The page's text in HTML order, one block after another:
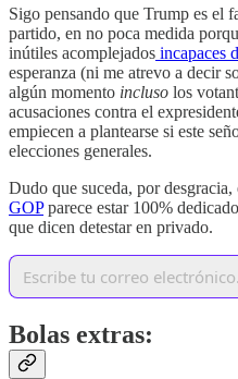
Sigo pensando que Trump es el
partido, en no poca medida
inútiles acomplejados incapaces
esperanza (ni me atrevo a decir
algún momento incluso los
acusaciones contra el
empiecen a plantearse si este
elecciones generales.
Dudo que suceda, por desgracia,
GOPparece estar 100%
que dicen detestar en privado.
Bolas extras: